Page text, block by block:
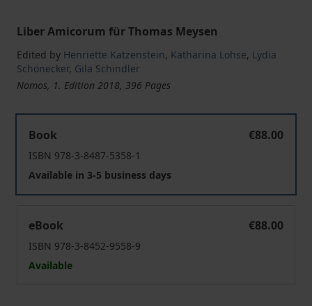
Liber Amicorum für Thomas Meysen
Edited by Henriette Katzenstein, Katharina Lohse, Lydia
Schönecker, Gila Schindler
Nomos, 1. Edition 2018, 396 Pages
Book
€88.00
ISBN 978-3-8487-5358-1
Available in 3-5 business days
eBook
€88.00
ISBN 978-3-8452-9558-9
Available